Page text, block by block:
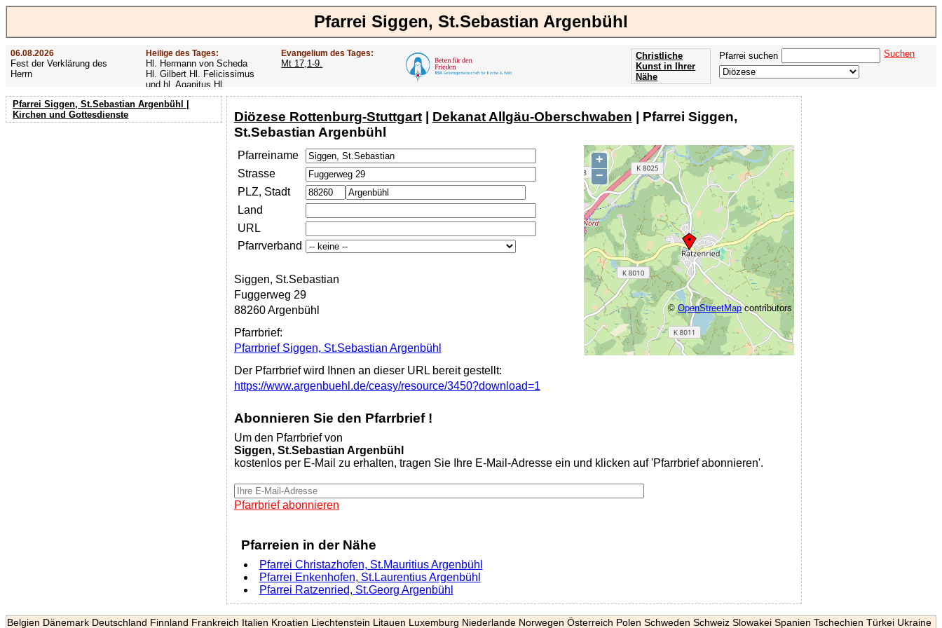
Pfarrei Siggen, St.Sebastian Argenbühl
06.08.2026
Fest der Verklärung des
Herrn
Heilige des Tages:
Hl. Hermann von Scheda
Hl. Gilbert Hl. Felicissimus
und hl. Agapitus Hl.
Gezelinus (Gozelin)
Evangelium des Tages:
Mt 17,1-9.
Pfarrei suchen Suchen
Christliche
Kunst in Ihrer
Nähe
Pfarrei Siggen, St.Sebastian Argenbühl |
Kirchen und Gottesdienste
Diözese Rottenburg-Stuttgart| Dekanat Allgäu-Oberschwaben | Pfarrei Siggen,
St.Sebastian Argenbühl
+
−
©OpenStreetMapcontributors
Pfarreiname
Strasse
PLZ, Stadt
Land
URL
Pfarrverband
Siggen, St.Sebastian
Fuggerweg 29
88260 Argenbühl
Pfarrbrief:
Pfarrbrief Siggen, St.Sebastian Argenbühl
Der Pfarrbrief wird Ihnen an dieser URL bereit gestellt:
https://www.argenbuehl.de/ceasy/resource/3450?download=1
Abonnieren Sie den Pfarrbrief !
Um den Pfarrbrief von
Siggen, St.Sebastian Argenbühl
kostenlos per E-Mail zu erhalten, tragen Sie Ihre E-Mail-Adresse ein und klicken auf 'Pfarrbrief abonnieren'.
Pfarrbrief abonnieren
Pfarreien in der Nähe
Pfarrei Christazhofen, St.Mauritius Argenbühl
Pfarrei Enkenhofen, St.Laurentius Argenbühl
Pfarrei Ratzenried, St.Georg Argenbühl
Belgien Dänemark Deutschland Finnland Frankreich Italien Kroatien Liechtenstein Litauen Luxemburg Niederlande Norwegen Österreich Polen Schweden Schweiz Slowakei Spanien Tschechien Türkei Ukraine